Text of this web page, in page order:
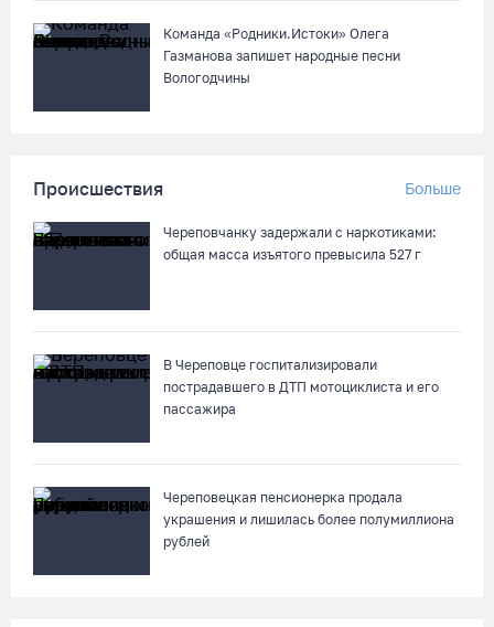
Команда «Родники.Истоки» Олега
Газманова запишет народные песни
Вологодчины
Происшествия Больше
Череповчанку задержали с наркотиками:
общая масса изъятого превысила 527 г
В Череповце госпитализировали
пострадавшего в ДТП мотоциклиста и его
пассажира
Череповецкая пенсионерка продала
украшения и лишилась более полумиллиона
рублей